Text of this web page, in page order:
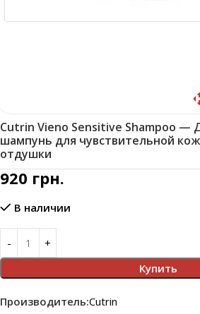
Cutrin Vieno Sensitive Shampoo —
шампунь для чувствительной
отдушки
920 грн.
В наличии
Купить
Производитель:Cutrin